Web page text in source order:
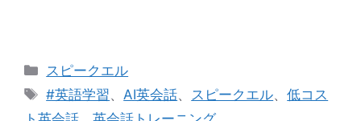
カ
テ
スピークエル
タ
グ
#英語学習、AI英会話、 スピークエル、低コス